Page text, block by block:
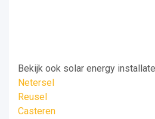
Bekijk ook solar energy
Netersel
Reusel
Casteren